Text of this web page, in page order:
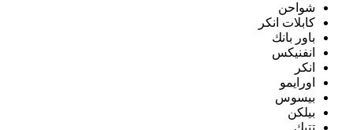
شواحن
كابلات انكر
باور بانك
انفنيكس
انكر
اورايمو
بيسوس
بيلكن